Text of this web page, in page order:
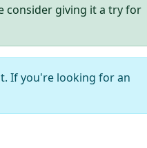
consider giving it a try for
If you're looking for an